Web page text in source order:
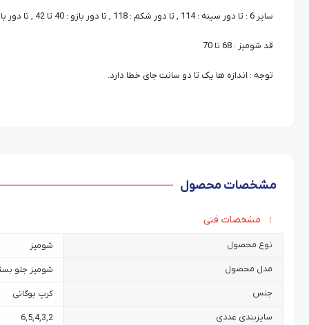
سایز 6 : تا دور سینه : 114 , تا دور شکم : 118 , تا دور بازو : 40 تا 42 , تا دور باسن : 120 , قد آستین : 45
قد شومیز : 68 تا 70
توجه : اندازه ها یک تا دو سانت جای خطا دارد.
مشخصات محصول
مشخصات فنی
نوع محصول شومیز
مدل محصول شومیز جلو
جنس کرپ بوگاتی
سایزبندی عددی 2
,
3
,
4
,
5
,
6